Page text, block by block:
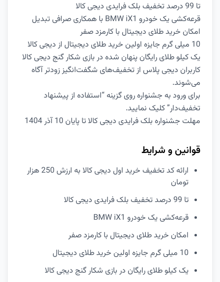
تا 99 درصد تخفیف بلک فرایدی دیجی کالا
قرعه‌کشی یک خودرو BMW iX1 با همکاری صرافی تبدیل
امکان خرید طلای دیجیتال با کارمزد صفر
10 میلی گرم جایزه اولین خرید طلای دیجیتال از دیجی کالا
یک کیلو طلای رایگان پنهان شده در بازی شکار گنج دیجی کالا
کاربران دیجی پلاس از تخفیف‌های شگفت‌انگیز زودتر آگاه
می‌شوند.
برای ورود به جشنواره روی گزینه “استفاده از پیشنهاد
تخفیف‌دار” کلیک نمایید.
مهلت جشنواره بلک فرایدی دیجی کالا تا پایان 10 آذر 1404
قوانین و شرایط
ارائه کد تخفیف خرید اول دیجی کالا به ارزش 250 هزار
تومان
تا 99 درصد تخفیف بلک فرایدی دیجی کالا
قرعه‌کشی یک خودرو BMW iX1
امکان خرید طلای دیجیتال با کارمزد صفر
10 میلی گرم جایزه اولین خرید طلای دیجیتال
یک کیلو طلای رایگان در بازی شکار گنج دیجی کالا